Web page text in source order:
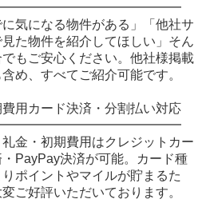
に気になる物件がある」「他社サ
見た物件を紹介してほしい」そん
でもご安心ください。他社様掲載
め、すべてご紹介可能です。
用カード決済・分割払い対応
礼金・初期費用はクレジットカー
・PayPay決済が可能。カード種
りポイントやマイルが貯まるた
ご好評いただいております。